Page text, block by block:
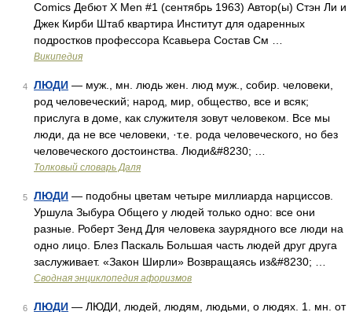
Comics Дебют X Men #1 (сентябрь 1963) Автор(ы) Стэн Ли и
Джек Кирби Штаб квартира Институт для одаренных
подростков профессора Ксавьера Состав См …
Википедия
4 ЛЮДИ — муж., мн. людь жен. люд муж., собир. человеки,
род человеческий; народ, мир, общество, все и всяк;
прислуга в доме, как служителя зовут человеком. Все мы
люди, да не все человеки, ·т.е. рода человеческого, но без
человеческого достоинства. Люди&#8230; …
Толковый словарь Даля
5 ЛЮДИ — подобны цветам четыре миллиарда нарциссов.
Уршула Зыбура Общего у людей только одно: все они
разные. Роберт Зенд Для человека заурядного все люди на
одно лицо. Блез Паскаль Большая часть людей друг друга
заслуживает. «Закон Ширли» Возвращаясь из&#8230; …
Сводная энциклопедия афоризмов
6 ЛЮДИ — ЛЮДИ, людей, людям, людьми, о людях. 1. мн. от